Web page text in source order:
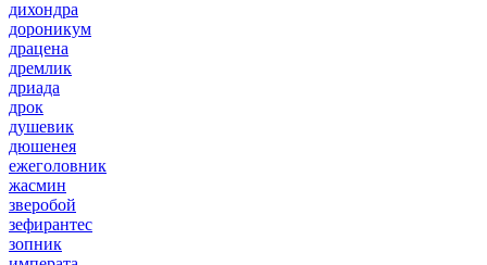
дихондра
дороникум
драцена
дремлик
дриада
дрок
душевик
дюшенея
ежеголовник
жасмин
зверобой
зефирантес
зопник